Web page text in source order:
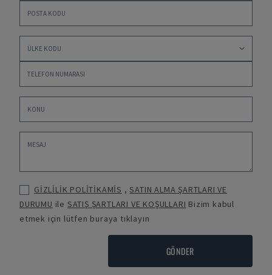
GİZLİLİK POLİTİKAMİS ,SATIN ALMA ŞARTLARI VE
DURUMU ile SATIŞ ŞARTLARI VE KOŞULLARI Bizim kabul
etmek için lütfen buraya tıklayın
GÖNDER